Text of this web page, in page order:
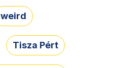
weird
Tisza Pért